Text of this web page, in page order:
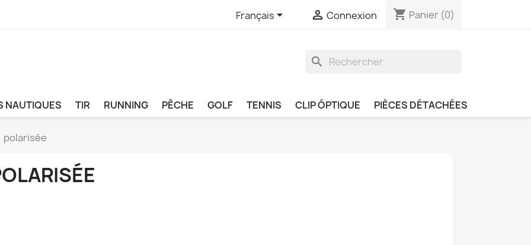
Français  Connexion shopping_cart Panier (0)
search
NAUTIQUES TIR RUNNING PÊCHE GOLF TENNIS CLIP ÓPTIQUE PIÈCES DÉTACHÉES
polarisée